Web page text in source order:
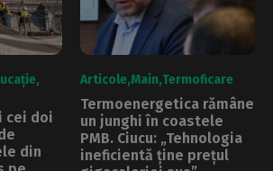
cei doi
din
Articole Main Termoficare
Termoenergetica rămâne
un junghi în coastele
PMB. Ciucu: „Tehnologia
ineficientă ține prețul